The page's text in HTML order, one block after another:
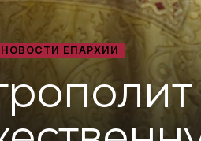
НОВОСТИ ЕПАРХИИ